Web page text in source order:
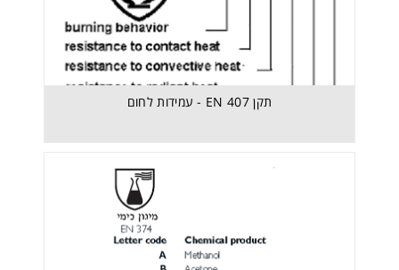
תקן EN 407 - עמידות לחום
תקן EN 407 - עמידות לחום